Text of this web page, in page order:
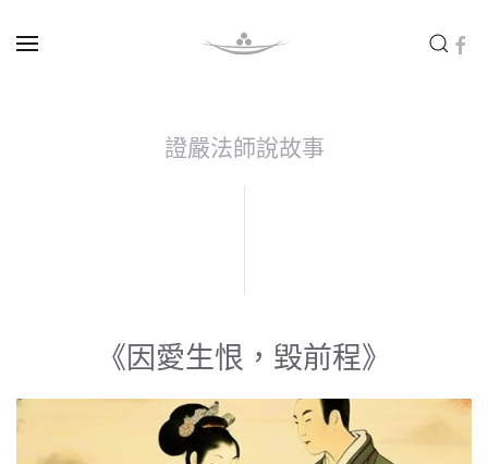
證嚴法師說故事
《因愛生恨，毀前程》